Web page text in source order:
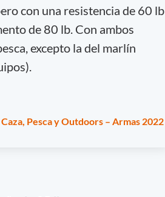
con una resistencia de 60 lb
de 80 lb. Con ambos
excepto la del marlín
Pesca y Outdoors – Armas 2022